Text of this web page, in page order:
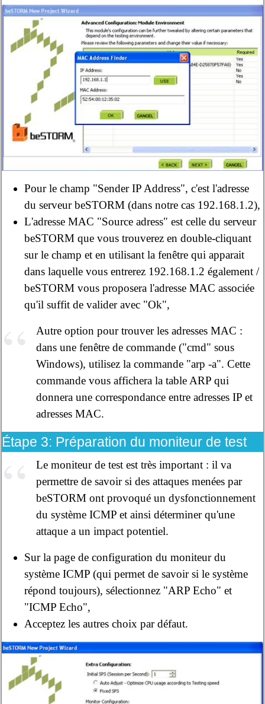
Pour le champ "Sender IP Address", c'est l'adresse
du serveur beSTORM (dans notre cas 192.168.1.2),
L'adresse MAC "Source adress" est celle du serveur
beSTORM que vous trouverez en double-cliquant
sur le champ et en utilisant la fenêtre qui apparait
dans laquelle vous entrerez 192.168.1.2 également /
beSTORM vous proposera l'adresse MAC associée
qu'il suffit de valider avec "Ok",
Autre option pour trouver les adresses MAC :
dans une fenêtre de commande ("cmd" sous
Windows), utilisez la commande "arp -a". Cette
commande vous affichera la table ARP qui
donnera une correspondance entre adresses IP et
adresses MAC.
Étape 3: Préparation du moniteur de test
Le moniteur de test est très important : il va
permettre de savoir si des attaques menées par
beSTORM ont provoqué un dysfonctionnement
du système ICMP et ainsi déterminer qu'une
attaque a un impact potentiel.
Sur la page de configuration du moniteur du
système ICMP (qui permet de savoir si le système
répond toujours), sélectionnez "ARP Echo" et
"ICMP Echo",
Acceptez les autres choix par défaut.